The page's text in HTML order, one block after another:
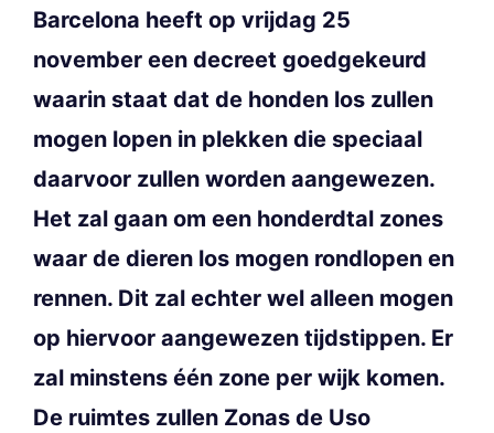
Barcelona heeft op vrijdag 25
november een decreet goedgekeurd
waarin staat dat de honden los zullen
mogen lopen in plekken die speciaal
daarvoor zullen worden aangewezen.
Het zal gaan om een honderdtal zones
waar de dieren los mogen rondlopen en
rennen. Dit zal echter wel alleen mogen
op hiervoor aangewezen tijdstippen. Er
zal minstens één zone per wijk komen.
De ruimtes zullen Zonas de Uso